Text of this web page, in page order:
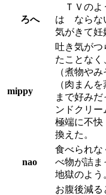
ろへ
ＴＶのよ
は ならな
気がきて
mippy
吐き気がつ
たことなく
（煮物や
（肉まん
まで好み
ンドクリ
極端に不快
換えた。
nao
食べられな
べ物が詰ま
地獄のよう
お腹後減